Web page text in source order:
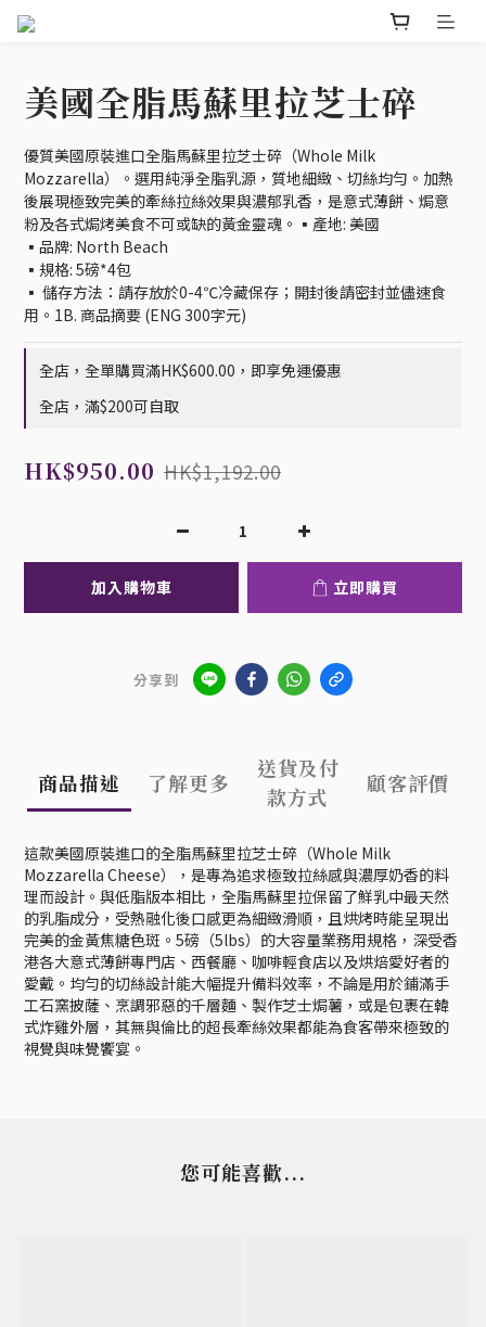
美國全脂馬蘇里拉芝士碎
優質美國原裝進口全脂馬蘇里拉芝士碎（Whole Milk
Mozzarella）。選用純淨全脂乳源，質地細緻、切絲均勻。加熱
後展現極致完美的牽絲拉絲效果與濃郁乳香，是意式薄餅、焗意
粉及各式焗烤美食不可或缺的黃金靈魂。▪️產地: 美國
▪️品牌: North Beach
▪️規格: 5磅*4包
▪️ 儲存方法：請存放於0-4℃冷藏保存；開封後請密封並儘速食
用。1B. 商品摘要 (ENG 300字元)
全店，全單購買滿HK$600.00，即享免運優惠
全店，滿$200可自取
HK$950.00 HK$1,192.00
加入購物車 立即購買
分享到
商品描述 了解更多
送貨及付
款方式
顧客評價
這款美國原裝進口的全脂馬蘇里拉芝士碎（Whole Milk
Mozzarella Cheese），是專為追求極致拉絲感與濃厚奶香的料
理而設計。與低脂版本相比，全脂馬蘇里拉保留了鮮乳中最天然
的乳脂成分，受熱融化後口感更為細緻滑順，且烘烤時能呈現出
完美的金黃焦糖色斑。5磅（5lbs）的大容量業務用規格，深受香
港各大意式薄餅專門店、西餐廳、咖啡輕食店以及烘焙愛好者的
愛戴。均勻的切絲設計能大幅提升備料效率，不論是用於鋪滿手
工石窯披薩、烹調邪惡的千層麵、製作芝士焗薯，或是包裹在韓
式炸雞外層，其無與倫比的超長牽絲效果都能為食客帶來極致的
視覺與味覺饗宴。
您可能喜歡...